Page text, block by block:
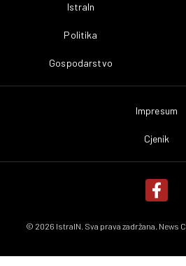
IstraIn
Politika
Gospodarstvo
Impresum
Cjenik
© 2026 IstraIN. Sva prava zadržana. News